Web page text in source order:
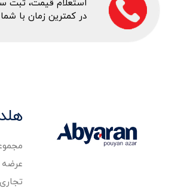
استعلام قیمت، ثبت
در کمترین زمان با